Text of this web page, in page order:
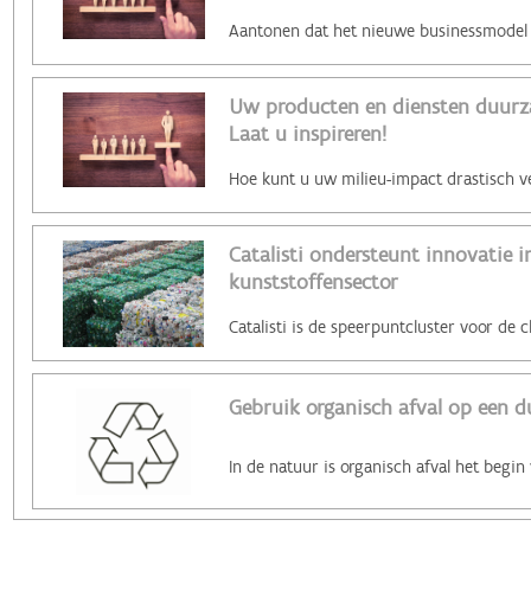
Uw producten en diensten
Laat u inspireren!
Catalisti ondersteunt innovatie
kunststoffensector
Gebruik organisch afval op een